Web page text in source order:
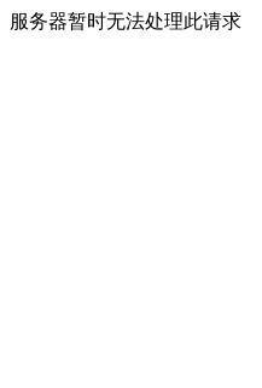
服务器暂时无法处理此请求